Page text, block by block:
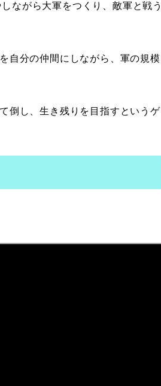
ながら大軍をつくり、敵軍と戦う
自分の仲間にしながら、軍の規模
倒し、生き残りを目指すというゲ